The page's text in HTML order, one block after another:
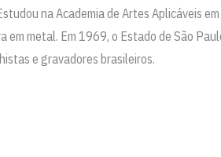
na Academia de Artes Aplicáveis
em metal. Em 1969, o Estado de São
e gravadores brasileiros.